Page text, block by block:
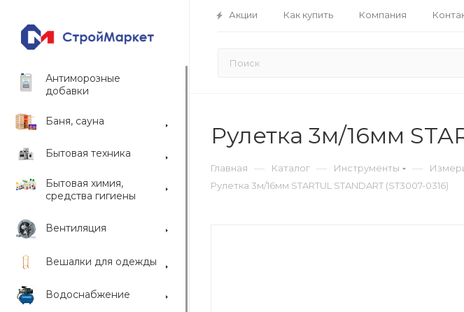
Акции Как купить Компания
Антиморозные
добавки
Баня, сауна
Бытовая техника
Бытовая химия,
средства гигиены
Вентиляция
Вешалки для одежды
Водоснабжение
Рулетка 3м/16мм
Главная — Каталог — Инструменты —
Рулетка 3м/16мм STARTUL STANDART (ST3007-0316)